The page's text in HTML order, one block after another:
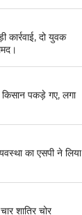
दो युवक
पकड़े गए, लगा
का एसपी ने लिया
शातिर चोर